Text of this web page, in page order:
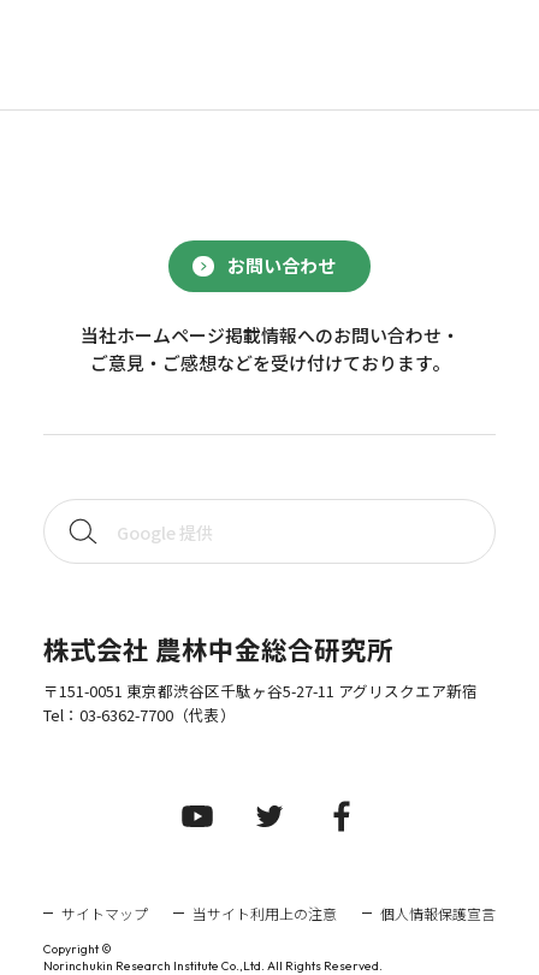
お問い合わせ
当社ホームページ掲載情報へのお問い合わせ・
ご意見・ご感想などを受け付けております。
株式会社 農林中金総合研究所
〒151-0051 東京都渋谷区千駄ヶ谷5-27-11 アグリスクエア新宿
Tel： 03-6362-7700（代表）
サイトマップ 当サイト利用上の注意 個人情報保護宣言
Copyright ©
Norinchukin Research Institute Co.,Ltd. All Rights Reserved.